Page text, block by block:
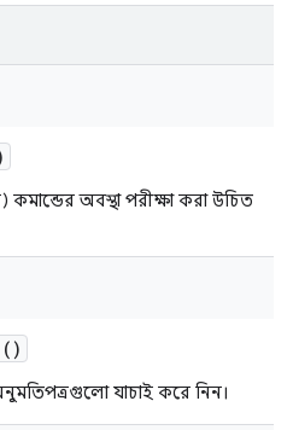
কমান্ডের অবস্থা পরীক্ষা করা উচিত
()
যাচাই করে নিন।